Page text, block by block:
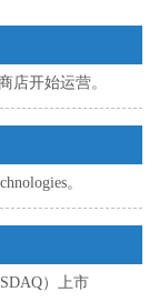
店开始运营。
。
）上市